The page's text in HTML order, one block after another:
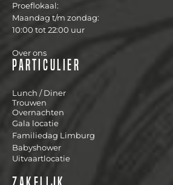
Proeflokaal:
Maandag t/m zondag:
10:00 tot 22:00 uur
Over ons
Particulier
Lunch / Diner
Trouwen
Overnachten
Gala locatie
Familiedag Limburg
Babyshower
Uitvaartlocatie